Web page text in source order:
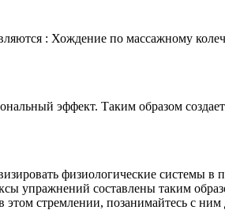
: Хождение по массажному
эффект. Таким образом
физиологические системы в
упражнений составлены таким
этом стремлении, позанимайтесь с ним